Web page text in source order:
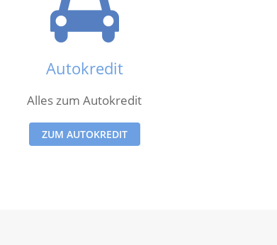
Autokredit
Alles zum Autokredit
ZUM AUTOKREDIT